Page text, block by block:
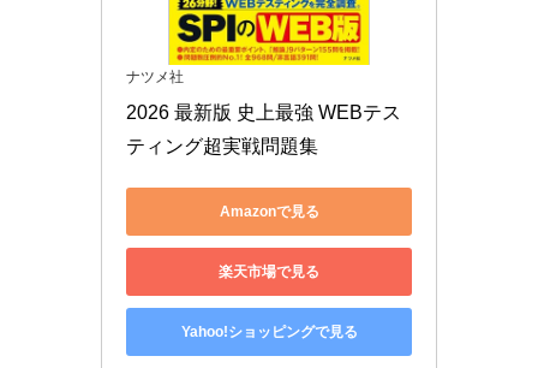
ナツメ社
2026 最新版 史上最強 WEBテス
ティング超実戦問題集
Amazonで見る
楽天市場で見る
Yahoo!ショッピングで見る